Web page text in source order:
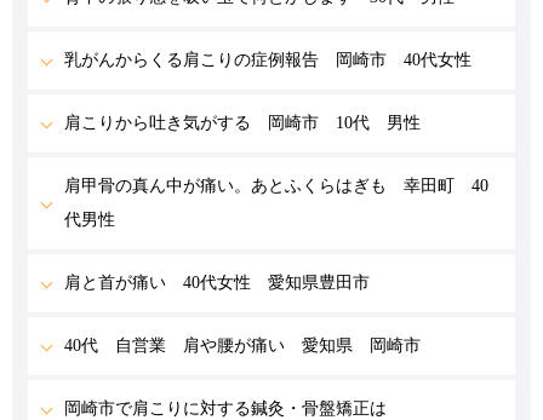
乳がんからくる肩こりの症例報告 岡崎市 40代女性
肩こりから吐き気がする 岡崎市 10代 男性
肩甲骨の真ん中が痛い。あとふくらはぎも 幸田町 40
代男性
肩と首が痛い 40代女性 愛知県豊田市
40代 自営業 肩や腰が痛い 愛知県 岡崎市
岡崎市で肩こりに対する鍼灸・骨盤矯正は